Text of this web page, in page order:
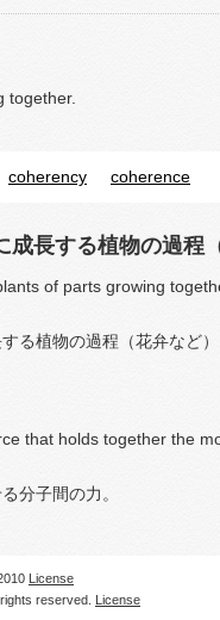
together.
coherency coherence
長する植物の過程
of parts growing
る植物の過程（花弁など）
that holds together the
分子間の力。
License
reserved. License